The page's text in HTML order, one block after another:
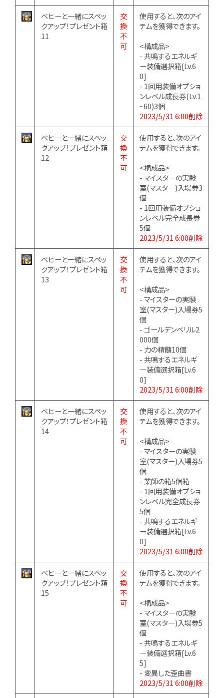
ベヒーと一緒にスペッ
クアップ！プレゼント箱
11
交
換
不
可
使用すると、次のアイ
テムを獲得できます。
<構成品>
- 共鳴するエネルギ
ー装備選択箱[Lv.6
0]
- 1回用装備オプショ
ンレベル成長券(Lv.1
~60)3個
2023/5/31 6:00削除
ベヒーと一緒にスペッ
クアップ！プレゼント箱
12
交
換
不
可
使用すると、次のアイ
テムを獲得できます。
<構成品>
- マイスターの実験
室(マスター)入場券3
個
- 1回用装備オプショ
ンレベル完全成長券
5個
2023/5/31 6:00削除
ベヒーと一緒にスペッ
クアップ！プレゼント箱
13
交
換
不
可
使用すると、次のアイ
テムを獲得できます。
<構成品>
- マイスターの実験
室(マスター)入場券5
個
- ゴールデンベリル2
000個
- 力の精髄10個
- 共鳴するエネルギ
ー装備選択箱[Lv.6
0]
2023/5/31 6:00削除
ベヒーと一緒にスペッ
クアップ！プレゼント箱
14
交
換
不
可
使用すると、次のアイ
テムを獲得できます。
<構成品>
- マイスターの実験
室(マスター)入場券5
個
- 業師の箱5個箱
- 1回用装備オプショ
ンレベル完全成長券
5個
- 共鳴するエネルギ
ー装備選択箱[Lv.6
0]
2023/5/31 6:00削除
ベヒーと一緒にスペッ
クアップ！プレゼント箱
15
交
換
不
可
使用すると、次のアイ
テムを獲得できます。
<構成品>
- マイスターの実験
室(マスター)入場券5
個
- 共鳴するエネルギ
ー装備選択箱[Lv.6
5]
- 変異した歪曲書
2023/5/31 6:00削除